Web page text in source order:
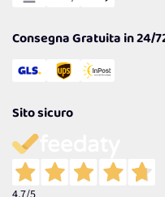
Consegna Gratuita in 24/
Sito sicuro